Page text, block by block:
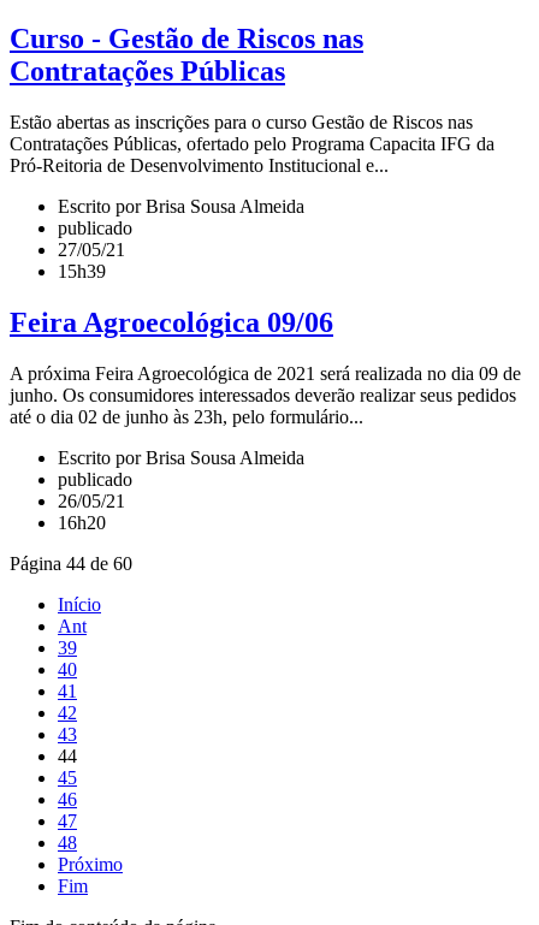
Curso - Gestão de Riscos nas
Contratações Públicas
Estão abertas as inscrições para o curso Gestão de Riscos nas
Contratações Públicas, ofertado pelo Programa Capacita IFG da
Pró-Reitoria de Desenvolvimento Institucional e...
Escrito por Brisa Sousa Almeida
publicado
27/05/21
15h39
Feira Agroecológica 09/06
A próxima Feira Agroecológica de 2021 será realizada no dia 09 de
junho. Os consumidores interessados deverão realizar seus pedidos
até o dia 02 de junho às 23h, pelo formulário...
Escrito por Brisa Sousa Almeida
publicado
26/05/21
16h20
Página 44 de 60
Início
Ant
39
40
41
42
43
44
45
46
47
48
Próximo
Fim